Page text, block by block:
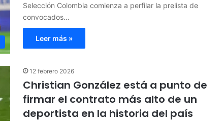
Selección Colombia comienza a perfilar la prelista de
convocados…
Leer más »
12 febrero 2026
Christian González está a punto de
firmar el contrato más alto de un
deportista en la historia del país